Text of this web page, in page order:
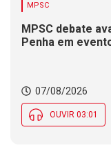
MPSC
MPSC debate
Penha em
07/08/2026
OUVIR 03:01